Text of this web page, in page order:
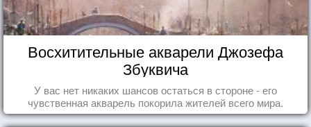
Восхитительные акварели Джозефа
Збуквича
У вас нет никаких шансов остаться в стороне - его
чувственная акварель покорила жителей всего мира.